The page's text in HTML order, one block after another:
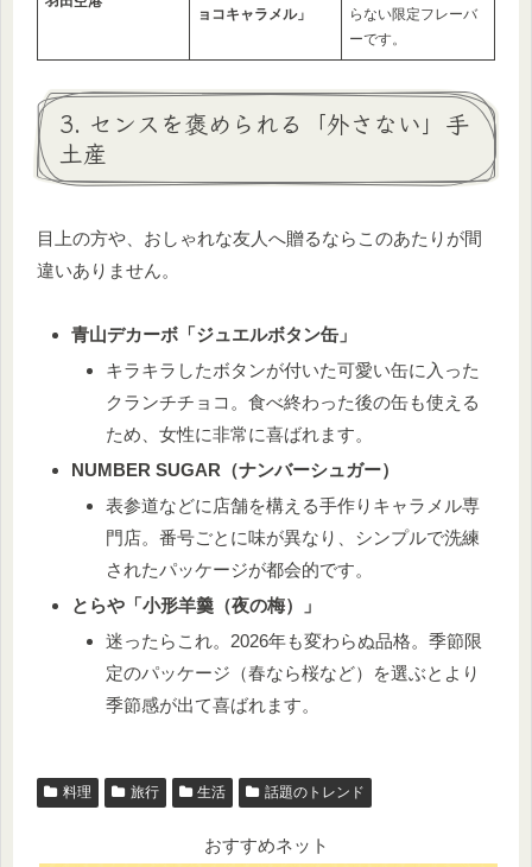
ョコキャラメル」
らない限定フレーバ
ーです。
3. センスを褒められる「外さない」手
土産
目上の方や、おしゃれな友人へ贈るならこのあたりが間
違いありません。
青山デカーボ「ジュエルボタン缶」
キラキラしたボタンが付いた可愛い缶に入った
クランチチョコ。食べ終わった後の缶も使える
ため、女性に非常に喜ばれます。
NUMBER SUGAR（ナンバーシュガー）
表参道などに店舗を構える手作りキャラメル専
門店。番号ごとに味が異なり、シンプルで洗練
されたパッケージが都会的です。
とらや「小形羊羹（夜の梅）」
迷ったらこれ。2026年も変わらぬ品格。季節限
定のパッケージ（春なら桜など）を選ぶとより
季節感が出て喜ばれます。
料理 旅行 生活 話題のトレンド
おすすめネット